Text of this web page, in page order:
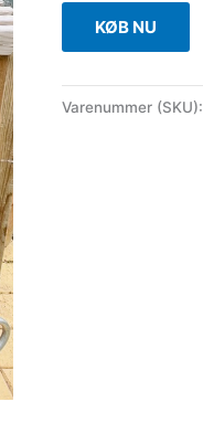
KØB NU
Varenummer (SKU):